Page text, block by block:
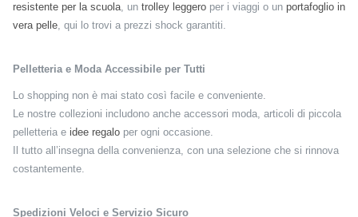
resistente per la scuola , un trolley leggero per i viaggi o un portafoglio in
vera pelle , qui lo trovi a prezzi shock garantiti.
Pelletteria e Moda Accessibile per Tutti
Lo shopping non è mai stato così facile e conveniente.
Le nostre collezioni includono anche accessori moda, articoli di piccola
pelletteria e idee regalo per ogni occasione.
Il tutto all’insegna della convenienza, con una selezione che si rinnova
costantemente.
Spedizioni Veloci e Servizio Sicuro